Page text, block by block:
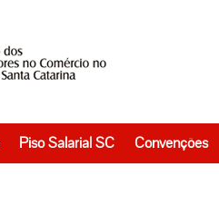
Piso Salarial SC Convenções